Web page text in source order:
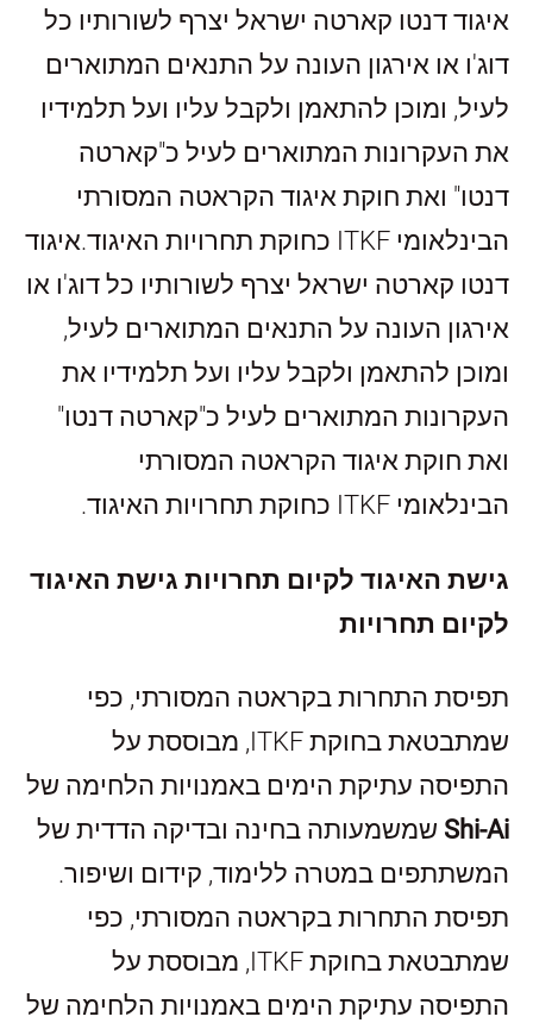
איגוד דנטו קארטה ישראל יצרף לשורותיו כל
דוג'ו או אירגון העונה על התנאים המתוארים
לעיל, ומוכן להתאמן ולקבל עליו ועל תלמידיו
את העקרונות המתוארים לעיל כ"קארטה
דנטו" ואת חוקת איגוד הקראטה המסורתי
הבינלאומי ITKF כחוקת תחרויות האיגוד.איגוד
דנטו קארטה ישראל יצרף לשורותיו כל דוג'ו או
אירגון העונה על התנאים המתוארים לעיל,
ומוכן להתאמן ולקבל עליו ועל תלמידיו את
העקרונות המתוארים לעיל כ"קארטה דנטו"
ואת חוקת איגוד הקראטה המסורתי
הבינלאומי ITKF כחוקת תחרויות האיגוד.
גישת האיגוד לקיום תחרויות גישת האיגוד
לקיום תחרויות
תפיסת התחרות בקראטה המסורתי, כפי
שמתבטאת בחוקת ITKF , מבוססת על
התפיסה עתיקת הימים באמנויות הלחימה של
Shi-Ai שמשמעותה בחינה ובדיקה הדדית של
המשתתפים במטרה ללימוד, קידום ושיפור.
תפיסת התחרות בקראטה המסורתי, כפי
שמתבטאת בחוקת ITKF , מבוססת על
התפיסה עתיקת הימים באמנויות הלחימה של